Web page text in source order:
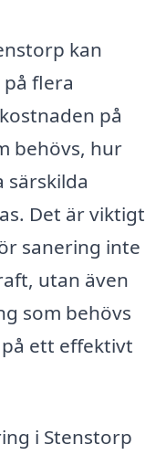
kan
flera
på
behövs, hur
särskilda
Det är viktigt
sanering inte
utan även
som behövs
ett effektivt
i Stenstorp